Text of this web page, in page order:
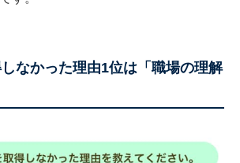
なかった理由1位は「職場の理解